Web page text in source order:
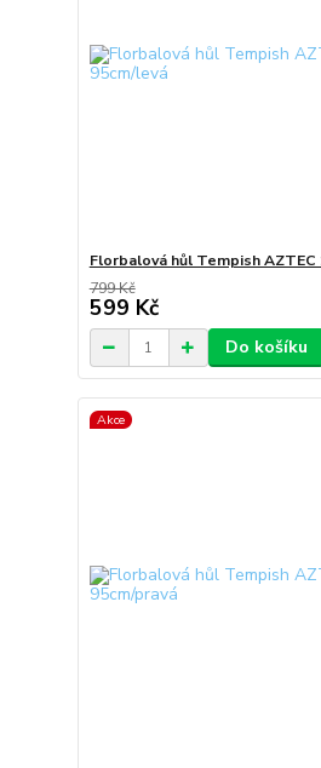
Florbalová hůl Tempish AZTEC
799 Kč
599 Kč
Do košíku
Akce